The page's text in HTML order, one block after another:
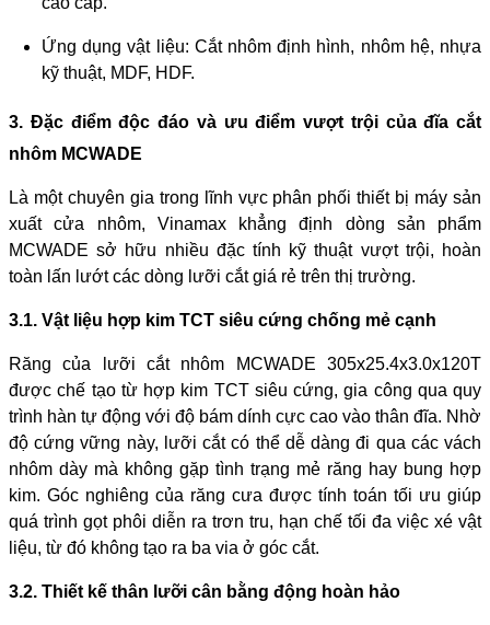
Ứng dụng vật liệu: Cắt nhôm định hình, nhôm hệ, nhựa
kỹ thuật, MDF, HDF.
3. Đặc điểm độc đáo và ưu điểm vượt trội của đĩa cắt
nhôm MCWADE
Là một chuyên gia trong lĩnh vực phân phối thiết bị máy sản
xuất cửa nhôm, Vinamax khẳng định dòng sản phẩm
MCWADE sở hữu nhiều đặc tính kỹ thuật vượt trội, hoàn
toàn lấn lướt các dòng lưỡi cắt giá rẻ trên thị trường.
3.1. Vật liệu hợp kim TCT siêu cứng chống mẻ cạnh
Răng của lưỡi cắt nhôm MCWADE 305x25.4x3.0x120T
được chế tạo từ hợp kim TCT siêu cứng, gia công qua quy
trình hàn tự động với độ bám dính cực cao vào thân đĩa. Nhờ
độ cứng vững này, lưỡi cắt có thể dễ dàng đi qua các vách
nhôm dày mà không gặp tình trạng mẻ răng hay bung hợp
kim. Góc nghiêng của răng cưa được tính toán tối ưu giúp
quá trình gọt phôi diễn ra trơn tru, hạn chế tối đa việc xé vật
liệu, từ đó không tạo ra ba via ở góc cắt.
3.2. Thiết kế thân lưỡi cân bằng động hoàn hảo